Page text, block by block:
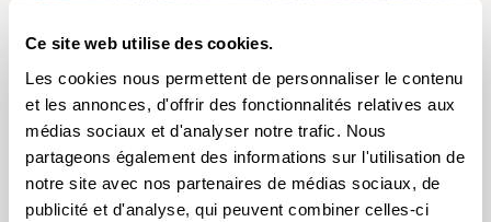
Ce site web utilise des cookies.
Les cookies nous permettent de personnaliser le contenu
et les annonces, d'offrir des fonctionnalités relatives aux
médias sociaux et d'analyser notre trafic. Nous
partageons également des informations sur l'utilisation de
notre site avec nos partenaires de médias sociaux, de
publicité et d'analyse, qui peuvent combiner celles-ci